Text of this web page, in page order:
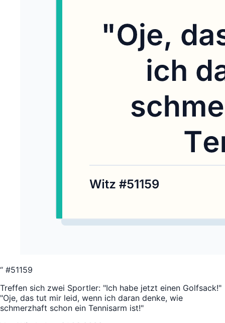
“ #51159
Treffen sich zwei Sportler: "Ich habe jetzt einen Golfsack!"
"Oje, das tut mir leid, wenn ich daran denke, wie
schmerzhaft schon ein Tennisarm ist!"